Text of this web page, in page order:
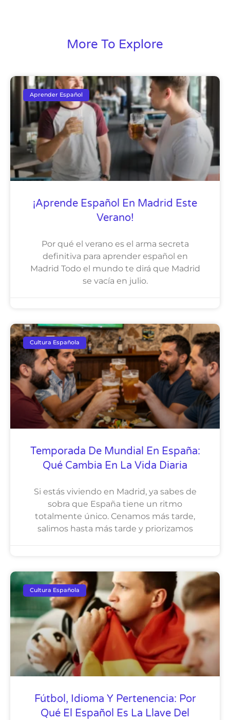
More To Explore
Aprender Español
¡Aprende Español En Madrid Este
Verano!
Por qué el verano es el arma secreta
definitiva para aprender español en
Madrid Todo el mundo te dirá que Madrid
se vacía en julio.
Cultura Española
Temporada De Mundial En España:
Qué Cambia En La Vida Diaria
Si estás viviendo en Madrid, ya sabes de
sobra que España tiene un ritmo
totalmente único. Cenamos más tarde,
salimos hasta más tarde y priorizamos
Cultura Española
Fútbol, Idioma Y Pertenencia: Por
Qué El Español Es La Llave Del